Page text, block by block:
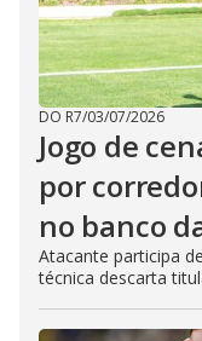
DO R7/03/07/2026
Jogo de
por
no banco
Atacante participa
técnica descarta